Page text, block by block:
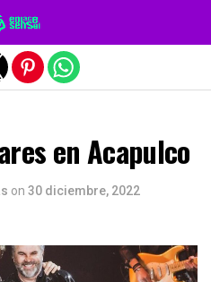
en Acapulco
on 30 diciembre, 2022
móvil